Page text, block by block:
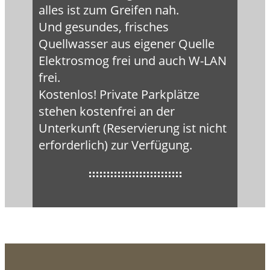
alles ist zum Greifen nah.
Und gesundes, frisches
Quellwasser aus eigener Quelle
Elektrosmog frei und auch W-LAN
frei.
Kostenlos! Private Parkplätze
stehen kostenfrei an der
Unterkunft (Reservierung ist nicht
erforderlich) zur Verfügung.